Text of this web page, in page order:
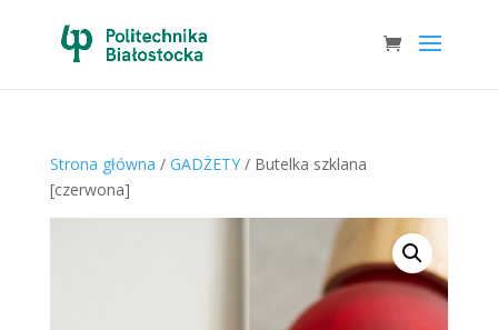
Strona główna / GADŻETY/ Butelka szklana
[czerwona]